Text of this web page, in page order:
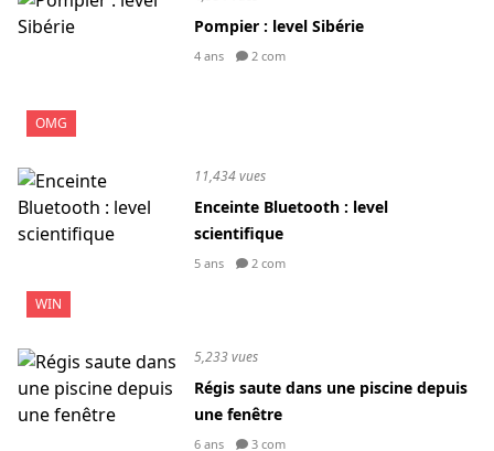
OMG
Pompier : level Sibérie
4 ans 2 com
WIN
11,434 vues
Enceinte Bluetooth : level
scientifique
5 ans 2 com
5,233 vues
Régis saute dans une piscine depuis
une fenêtre
6 ans 3 com